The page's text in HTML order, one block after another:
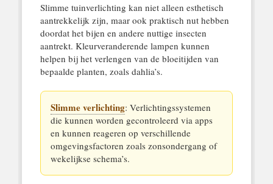
Slimme tuinverlichting kan niet alleen esthetisch
aantrekkelijk zijn, maar ook praktisch nut hebben
doordat het bijen en andere nuttige insecten
aantrekt. Kleurveranderende lampen kunnen
helpen bij het verlengen van de bloeitijden van
bepaalde planten, zoals dahlia’s.
Slimme verlichting: Verlichtingssystemen
die kunnen worden gecontroleerd via apps
en kunnen reageren op verschillende
omgevingsfactoren zoals zonsondergang of
wekelijkse schema’s.